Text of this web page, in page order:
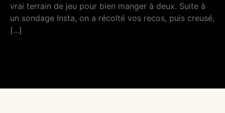
vrai terrain de jeu pour bien manger à deux. Suite à
un sondage Insta, on a récolté vos recos, puis creusé,
[...]